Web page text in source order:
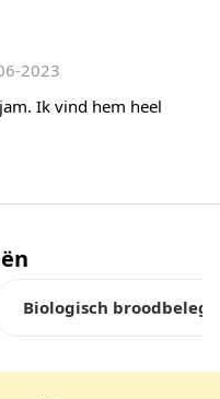
2023
Ik vind hem heel
Biologisch broodbeleg